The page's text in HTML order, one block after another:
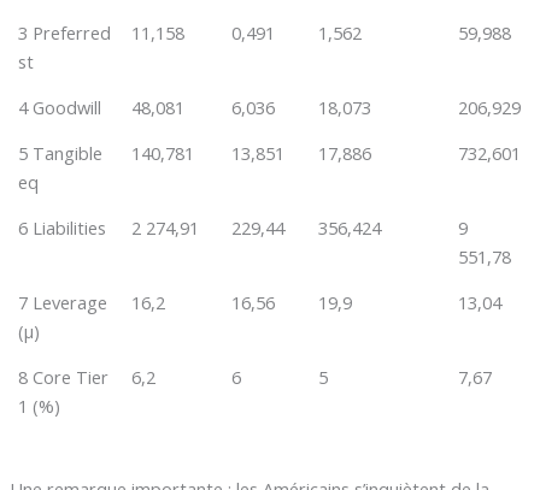
3 Preferred
st
11,158 0,491 1,562 59,988
4 Goodwill 48,081 6,036 18,073
206,929
5 Tangible
eq
140,781 13,851 17,886 732,601
6 Liabilities 2 274,91 229,44 356,424
9
551,78
7 Leverage
(µ)
16,2 16,56 19,9 13,04
8 Core Tier
1 (%)
6,2 6 5 7,67